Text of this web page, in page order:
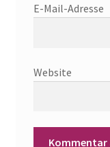
E-Mail-Adresse
Website